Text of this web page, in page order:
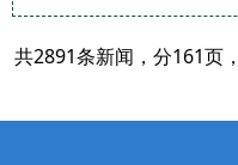
共2891条新闻，分161页